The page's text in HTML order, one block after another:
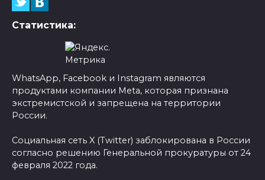
Статистика:
WhatsApp, Facebook и Instagram являются
продуктами компании Meta, которая признана
экстремистской и запрещена на территории
России.
Социальная сеть X (Twitter) заблокирована в России
согласно решению Генеральной прокуратуры от 24
февраля 2022 года.